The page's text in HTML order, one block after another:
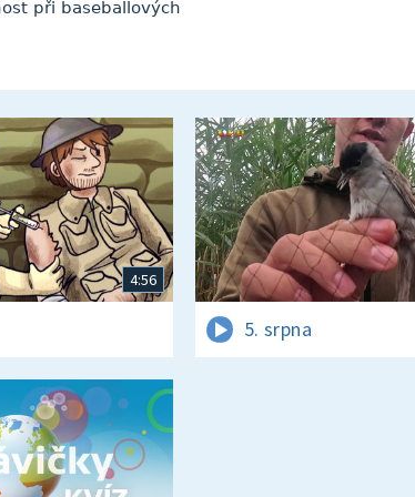
při baseballových
4:56
5. srpna